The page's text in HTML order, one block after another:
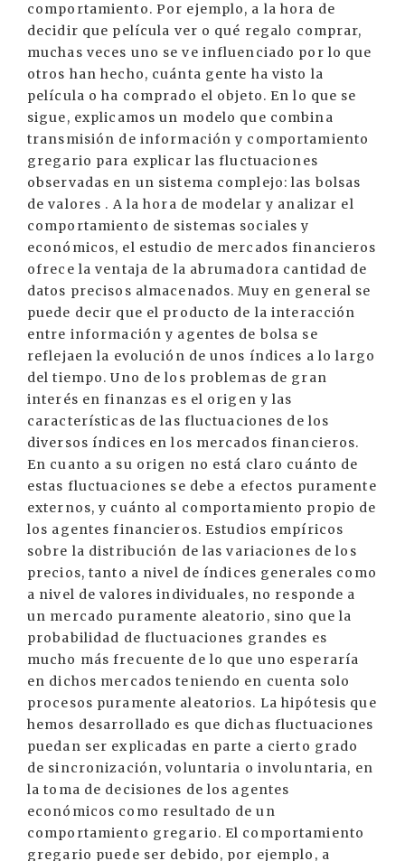
comportamiento. Por ejemplo, a la hora de
decidir que película ver o qué regalo comprar,
muchas veces uno se ve influenciado por lo que
otros han hecho, cuánta gente ha visto la
película o ha comprado el objeto. En lo que se
sigue, explicamos un modelo que combina
transmisión de información y comportamiento
gregario para explicar las fluctuaciones
observadas en un sistema complejo: las bolsas
de valores . A la hora de modelar y analizar el
comportamiento de sistemas sociales y
económicos, el estudio de mercados financieros
ofrece la ventaja de la abrumadora cantidad de
datos precisos almacenados. Muy en general se
puede decir que el producto de la interacción
entre información y agentes de bolsa se
reflejaen la evolución de unos índices a lo largo
del tiempo. Uno de los problemas de gran
interés en finanzas es el origen y las
características de las fluctuaciones de los
diversos índices en los mercados financieros.
En cuanto a su origen no está claro cuánto de
estas fluctuaciones se debe a efectos puramente
externos, y cuánto al comportamiento propio de
los agentes financieros. Estudios empíricos
sobre la distribución de las variaciones de los
precios, tanto a nivel de índices generales como
a nivel de valores individuales, no responde a
un mercado puramente aleatorio, sino que la
probabilidad de fluctuaciones grandes es
mucho más frecuente de lo que uno esperaría
en dichos mercados teniendo en cuenta solo
procesos puramente aleatorios. La hipótesis que
hemos desarrollado es que dichas fluctuaciones
puedan ser explicadas en parte a cierto grado
de sincronización, voluntaria o involuntaria, en
la toma de decisiones de los agentes
económicos como resultado de un
comportamiento gregario. El comportamiento
gregario puede ser debido, por ejemplo, a